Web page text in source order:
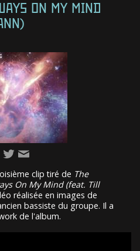
ON MY MIND
clip tiré de The
On My Mind (feat. Till
réalisée en images de
bassiste du groupe. Il a
de l'album.